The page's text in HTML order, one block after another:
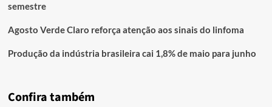
semestre
Agosto Verde Claro reforça atenção aos sinais do linfoma
Produção da indústria brasileira cai 1,8% de maio para junho
Confira também